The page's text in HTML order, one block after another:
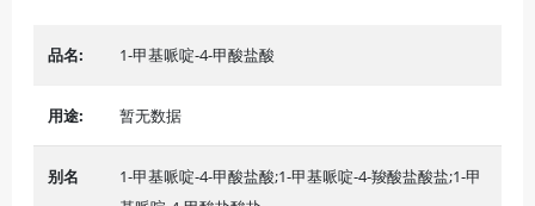
品名: 1-甲基哌啶-4-甲酸盐酸
用途: 暂无数据
别名
1-甲基哌啶-4-甲酸盐酸;1-甲基哌啶-4-羧酸盐酸盐;1-甲